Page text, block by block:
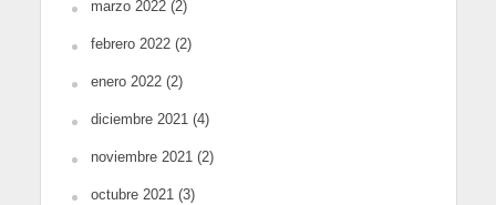
marzo 2022(2)
febrero 2022(2)
enero 2022(2)
diciembre 2021(4)
noviembre 2021(2)
octubre 2021(3)